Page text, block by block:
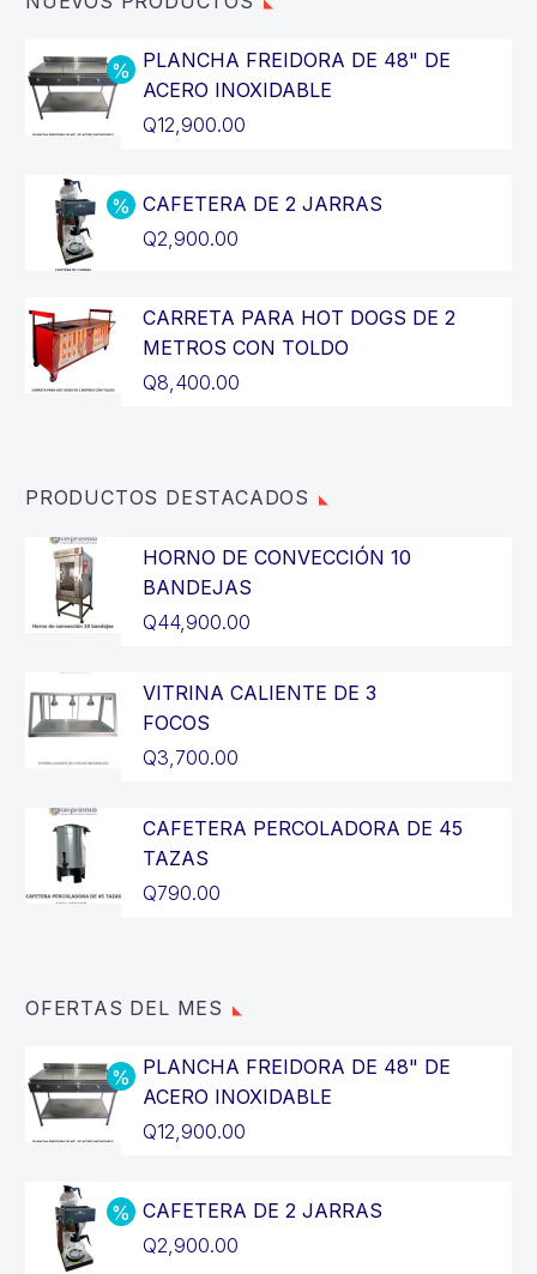
PLANCHA FREIDORA DE 48" DE
ACERO INOXIDABLE
El
original
era:
Q12,900.00
precio
actual
CAFETERA DE 2 JARRAS
El
original
era:
Q3,200.00.
Q2,900.00
precio
actual
es:
CARRETA PARA HOT DOGS DE 2
METROS CON TOLDO
Q8,400.00
PRODUCTOS DESTACADOS
HORNO DE CONVECCIÓN 10
BANDEJAS
Q44,900.00
VITRINA CALIENTE DE 3
FOCOS
Q3,700.00
CAFETERA PERCOLADORA DE 45
TAZAS
Q790.00
OFERTAS DEL MES
PLANCHA FREIDORA DE 48" DE
ACERO INOXIDABLE
El
original
era:
Q12,900.00
precio
actual
CAFETERA DE 2 JARRAS
El
Q2,900.00